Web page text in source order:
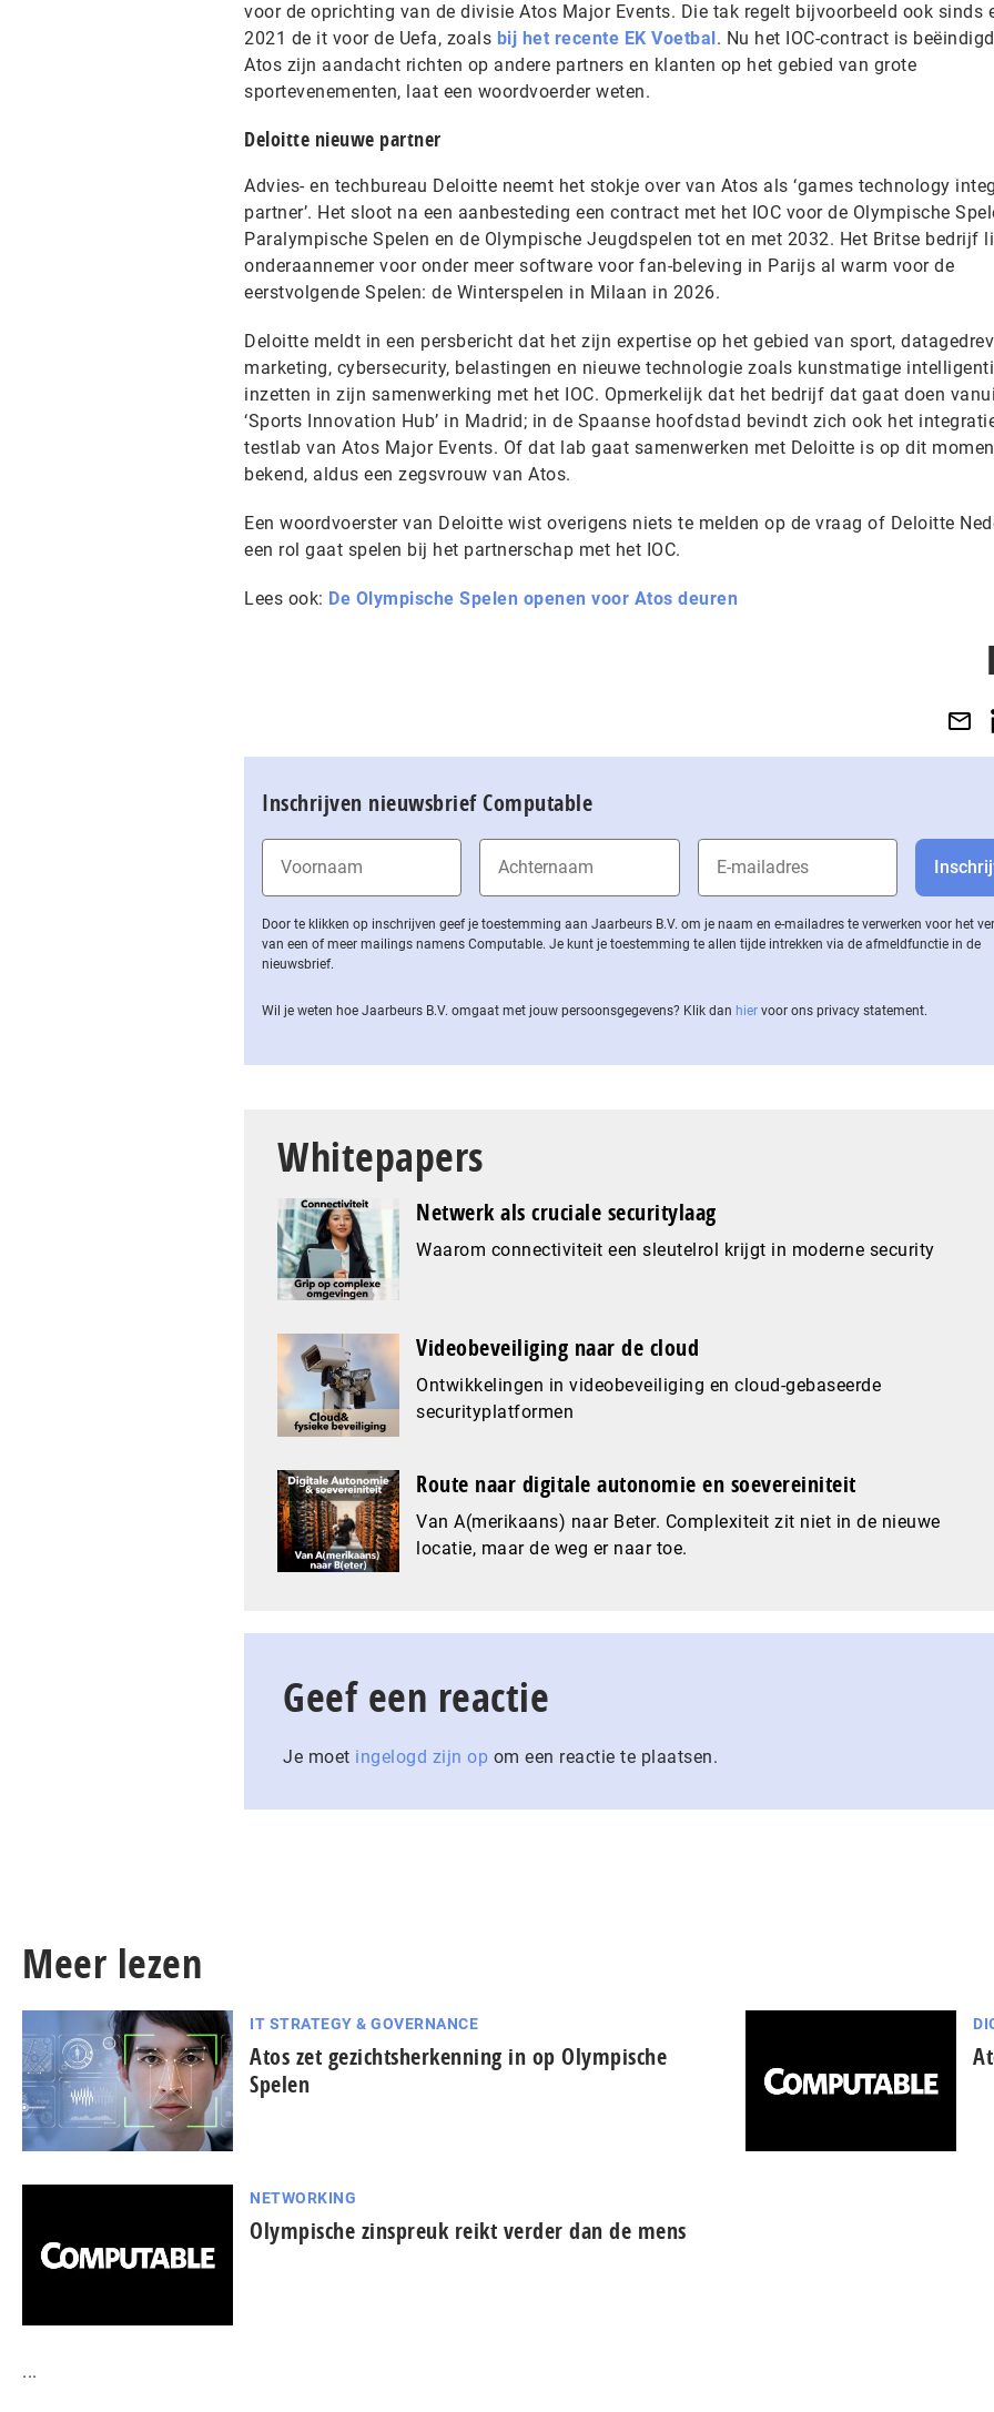
voor de oprichting van de divisie Atos Major Events. Die tak regelt bijvoorbeeld ook sinds
2021 de it voor de Uefa, zoals bij het recente EK Voetbal. Nu het IOC-contract is
Atos zijn aandacht richten op andere partners en klanten op het gebied van grote
sportevenementen, laat een woordvoerder weten.
Deloitte nieuwe partner
Advies- en techbureau Deloitte neemt het stokje over van Atos als ‘games technology
partner’. Het sloot na een aanbesteding een contract met het IOC voor de Olympische
Paralympische Spelen en de Olympische Jeugdspelen tot en met 2032. Het Britse bedrijf
onderaannemer voor onder meer software voor fan-beleving in Parijs al warm voor de
eerstvolgende Spelen: de Winterspelen in Milaan in 2026.
Deloitte meldt in een persbericht dat het zijn expertise op het gebied van sport,
marketing, cybersecurity, belastingen en nieuwe technologie zoals kunstmatige
inzetten in zijn samenwerking met het IOC. Opmerkelijk dat het bedrijf dat gaat doen
‘Sports Innovation Hub’ in Madrid; in de Spaanse hoofdstad bevindt zich ook het
testlab van Atos Major Events. Of dat lab gaat samenwerken met Deloitte is op dit
bekend, aldus een zegsvrouw van Atos.
Een woordvoerster van Deloitte wist overigens niets te melden op de vraag of Deloitte
een rol gaat spelen bij het partnerschap met het IOC.
Lees ook: De Olympische Spelen openen voor Atos deuren
Inschrijven nieuwsbrief Computable
Door te klikken op inschrijven geef je toestemming aan Jaarbeurs B.V. om je naam en e-mailadres te verwerken voor het
van een of meer mailings namens Computable. Je kunt je toestemming te allen tijde intrekken via de af­meld­func­tie in de
nieuwsbrief.
Wil je weten hoe Jaarbeurs B.V. omgaat met jouw per­soons­ge­ge­vens? Klik dan hier voor ons privacy statement.
Whitepapers
Netwerk als cruciale securitylaag
Waarom connectiviteit een sleutelrol krijgt in moderne security
Videobeveiliging naar de cloud
Ontwikkelingen in videobeveiliging en cloud-gebaseerde
securityplatformen
Route naar digitale autonomie en soevereiniteit
Van A(merikaans) naar Beter. Complexiteit zit niet in de nieuwe
locatie, maar de weg er naar toe.
Geef een reactie
Je moet ingelogd zijn op om een reactie te plaatsen.
Meer lezen
IT STRATEGY & GOVERNANCE
Atos zet gezichtsherkenning in op Olympische
Spelen
NETWORKING
Olympische zinspreuk reikt verder dan de mens
...